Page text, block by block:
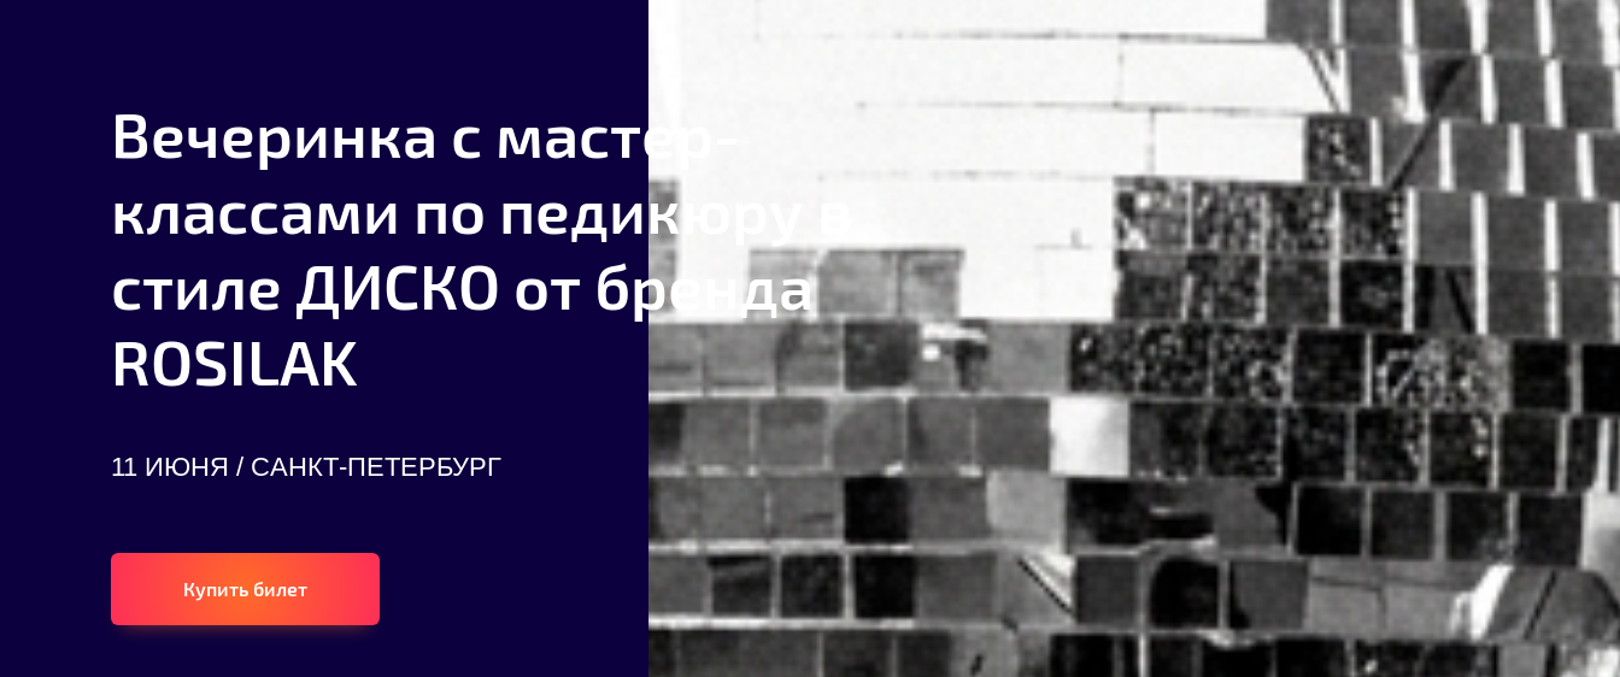
Вечеринка с мастер-
классами по педикюру в
стиле ДИСКО от бренда
ROSILAK
11 ИЮНЯ / САНКТ-ПЕТЕРБУРГ
Купить билет